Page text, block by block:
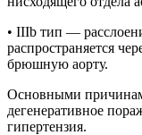
• IIIb тип —
распространяется
брюшную аорту.
Основными
дегенеративное
гипертензия.